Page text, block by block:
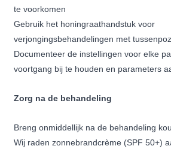
te voorkomen
Gebruik het honingraathandstuk voor
verjongingsbehandelingen met
Documenteer de instellingen voor elke
voortgang bij te houden en parameters
Zorg na de behandeling
Breng onmiddellijk na de behandeling
Wij raden zonnebrandcrème (SPF 50+)